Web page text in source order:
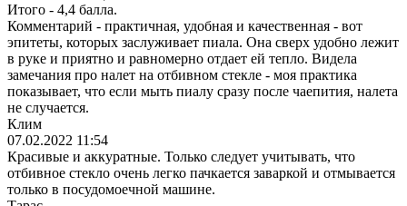
Итого - 4,4 балла.
Комментарий - практичная, удобная и качественная - вот
эпитеты, которых заслуживает пиала. Она сверх удобно лежит
в руке и приятно и равномерно отдает ей тепло. Видела
замечания про налет на отбивном стекле - моя практика
показывает, что если мыть пиалу сразу после чаепития, налета
не случается.
Клим
07.02.2022 11:54
Красивые и аккуратные. Только следует учитывать, что
отбивное стекло очень легко пачкается заваркой и отмывается
только в посудомоечной машине.